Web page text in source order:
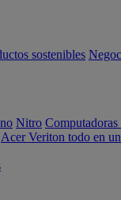
sostenibles
Nitro
Acer Veriton todo en